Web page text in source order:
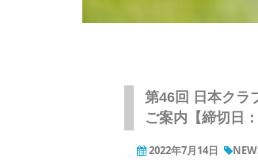
第46回 日本クラ
ご案内【締切日
2022年7月14日